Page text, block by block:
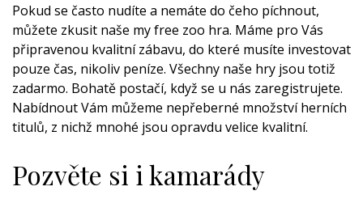
Pokud se často nudíte a nemáte do čeho píchnout,
můžete zkusit naše my free zoo hra. Máme pro Vás
připravenou kvalitní zábavu, do které musíte investovat
pouze čas, nikoliv peníze. Všechny naše hry jsou totiž
zadarmo. Bohatě postačí, když se u nás zaregistrujete.
Nabídnout Vám můžeme nepřeberné množství herních
titulů, z nichž mnohé jsou opravdu velice kvalitní.
Pozvěte si i kamarády